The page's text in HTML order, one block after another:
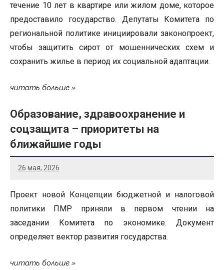
течение 10 лет в квартире или жилом доме, которое
предоставило государство. Депутаты Комитета по
региональной политике инициировали законопроект,
чтобы защитить сирот от мошеннических схем и
сохранить жилье в период их социальной адаптации.
читать больше
Образование, здравоохранение и
соцзащита – приоритеты на
ближайшие годы
26 мая, 2026
Проект новой Концепции бюджетной и налоговой
политики ПМР приняли в первом чтении на
заседании Комитета по экономике. Документ
определяет вектор развития государства.
читать больше